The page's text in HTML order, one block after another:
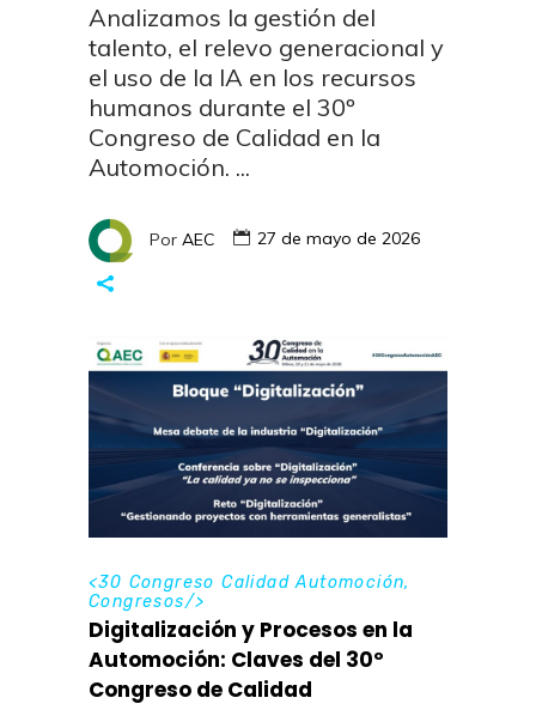
Analizamos la gestión del
talento, el relevo generacional y
el uso de la IA en los recursos
humanos durante el 30º
Congreso de Calidad en la
Automoción.
Por AEC 27 de mayo de 2026
<30 Congreso Calidad Automoción,
Congresos/>
Digitalización y Procesos en la
Automoción: Claves del 30º
Congreso de Calidad